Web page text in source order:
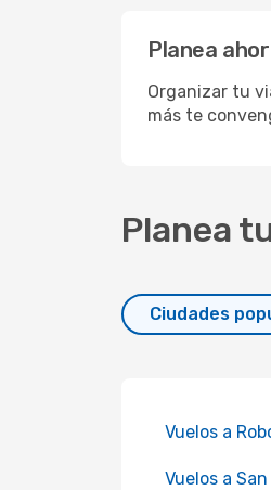
Planea
Organizar tu
más te
Planea
Ciudades
Vuelos a
Vuelos a